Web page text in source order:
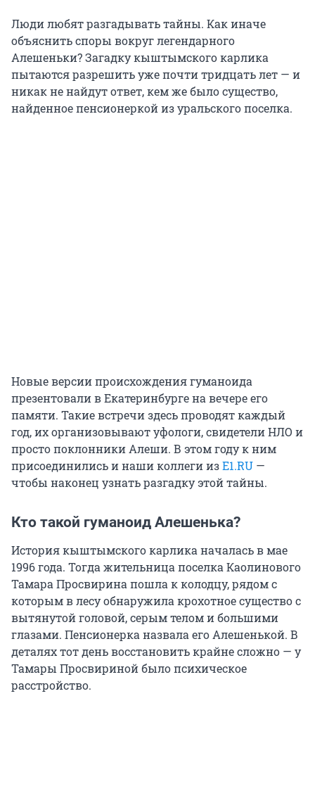
Люди любят разгадывать тайны. Как иначе
объяснить споры вокруг легендарного
Алешеньки? Загадку кыштымского карлика
пытаются разрешить уже почти тридцать лет — и
никак не найдут ответ, кем же было существо,
найденное пенсионеркой из уральского поселка.
Новые версии происхождения гуманоида
презентовали в Екатеринбурге на вечере его
памяти. Такие встречи здесь проводят каждый
год, их организовывают уфологи, свидетели НЛО и
просто поклонники Алеши. В этом году к ним
присоединились и наши коллеги изE1.RU —
чтобы наконец узнать разгадку этой тайны.
Кто такой гуманоид Алешенька?
История кыштымского карлика началась в мае
1996 года. Тогда жительница поселка Каолинового
Тамара Просвирина пошла к колодцу, рядом с
которым в лесу обнаружила крохотное существо с
вытянутой головой, серым телом и большими
глазами. Пенсионерка назвала его Алешенькой. В
деталях тот день восстановить крайне сложно — у
Тамары Просвириной было психическое
расстройство.